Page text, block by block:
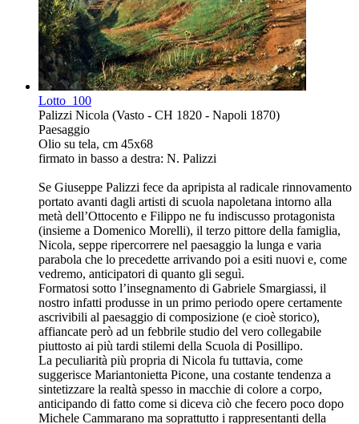
Lotto 100
Palizzi Nicola (Vasto - CH 1820 - Napoli 1870)
Paesaggio
Olio su tela, cm 45x68
firmato in basso a destra: N. Palizzi
Se Giuseppe Palizzi fece da apripista al radicale rinnovamento
portato avanti dagli artisti di scuola napoletana intorno alla
metà dell’Ottocento e Filippo ne fu indiscusso protagonista
(insieme a Domenico Morelli), il terzo pittore della famiglia,
Nicola, seppe ripercorrere nel paesaggio la lunga e varia
parabola che lo precedette arrivando poi a esiti nuovi e, come
vedremo, anticipatori di quanto gli seguì.
Formatosi sotto l’insegnamento di Gabriele Smargiassi, il
nostro infatti produsse in un primo periodo opere certamente
ascrivibili al paesaggio di composizione (e cioè storico),
affiancate però ad un febbrile studio del vero collegabile
piuttosto ai più tardi stilemi della Scuola di Posillipo.
La peculiarità più propria di Nicola fu tuttavia, come
suggerisce Mariantonietta Picone, una costante tendenza a
sintetizzare la realtà spesso in macchie di colore a corpo,
anticipando di fatto come si diceva ciò che fecero poco dopo
Michele Cammarano ma soprattutto i rappresentanti della